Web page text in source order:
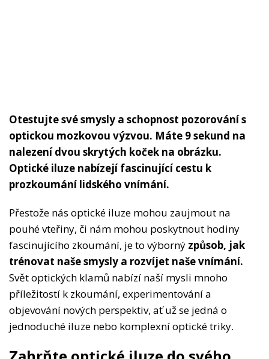
Otestujte své smysly a schopnost pozorování s
optickou mozkovou výzvou. Máte 9 sekund na
nalezení dvou skrytých koček na obrázku.
Optické iluze nabízejí fascinující cestu k
prozkoumání lidského vnímání.
Přestože nás optické iluze mohou zaujmout na
pouhé vteřiny, či nám mohou poskytnout hodiny
fascinujícího zkoumání, je to výborný způsob, jak
trénovat naše smysly a rozvíjet naše vnímání.
Svět optických klamů nabízí naší mysli mnoho
příležitostí k zkoumání, experimentování a
objevování nových perspektiv, ať už se jedná o
jednoduché iluze nebo komplexní optické triky.